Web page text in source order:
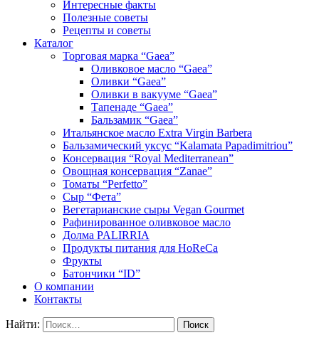
Интересные факты
Полезные советы
Рецепты и советы
Каталог
Торговая марка “Gaea”
Оливковое масло “Gaea”
Оливки “Gaea”
Оливки в вакууме “Gaea”
Тапенаде “Gaea”
Бальзамик “Gaea”
Итальянское масло Extra Virgin Barbera
Бальзамический уксус “Kalamata Papadimitriou”
Консервация “Royal Mediterranean”
Овощная консервация “Zanae”
Томаты “Perfetto”
Сыр “Фета”
Вегетарианские сыры Vegan Gourmet
Рафинированное оливковое масло
Долма PALIRRIA
Продукты питания для HoReCa
Фрукты
Батончики “ID”
О компании
Контакты
Найти: